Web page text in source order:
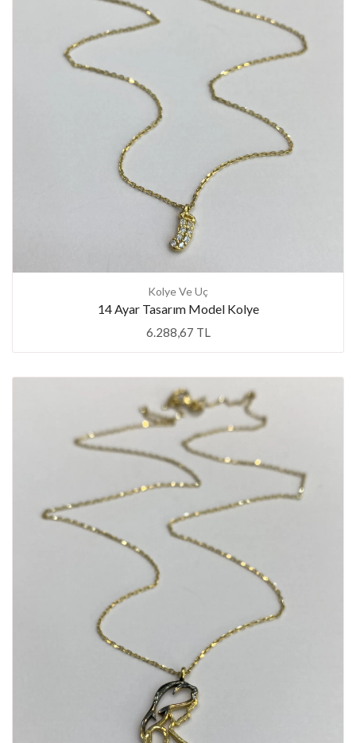
Kolye Ve Uç
14 Ayar Tasarım Model Kolye
6.288,67 TL